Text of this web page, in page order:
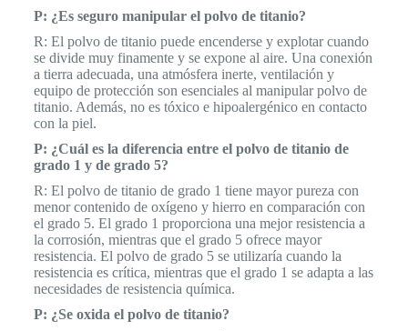
P: ¿Es seguro manipular el polvo de titanio?
R: El polvo de titanio puede encenderse y explotar cuando
se divide muy finamente y se expone al aire. Una conexión
a tierra adecuada, una atmósfera inerte, ventilación y
equipo de protección son esenciales al manipular polvo de
titanio. Además, no es tóxico e hipoalergénico en contacto
con la piel.
P: ¿Cuál es la diferencia entre el polvo de titanio de
grado 1 y de grado 5?
R: El polvo de titanio de grado 1 tiene mayor pureza con
menor contenido de oxígeno y hierro en comparación con
el grado 5. El grado 1 proporciona una mejor resistencia a
la corrosión, mientras que el grado 5 ofrece mayor
resistencia. El polvo de grado 5 se utilizaría cuando la
resistencia es crítica, mientras que el grado 1 se adapta a las
necesidades de resistencia química.
P: ¿Se oxida el polvo de titanio?